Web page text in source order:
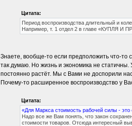
Цитата:
Период воспроизводства длительный и
Например, т. 1 отдел 2 в главе «КУПЛЯ
Знаете, вообще-то если предположить что-то
так думаю. Но жизнь и экономика не
постоянно растёт. Мы с Вами не доспорили
Почему-то расширенное воспроизводство у
Цитата:
«Для Маркса стоимость рабочей силы -
Надо все же Вам понять, что закон
стоимости товаров. Отсюда интересный